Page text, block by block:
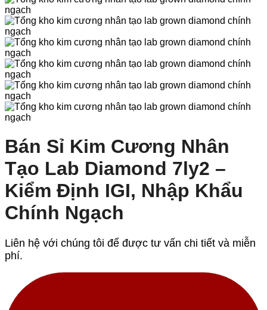
Bán Sỉ Kim Cương Nhân
Tạo Lab Diamond 7ly2 –
Kiểm Định IGI, Nhập Khẩu
Chính Ngạch
Liên hệ với chúng tôi để được tư vấn chi tiết và miễn
phí.